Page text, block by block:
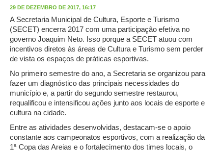
29 DE DEZEMBRO DE 2017, 16:17
A Secretaria Municipal de Cultura, Esporte e Turismo
(SECET) encerra 2017 com uma participação efetiva no
governo Joaquim Neto. Isso porque a SECET atuou com
incentivos diretos às áreas de Cultura e Turismo sem perder
de vista os espaços de práticas esportivas.
No primeiro semestre do ano, a Secretaria se organizou para
fazer um diagnóstico das principais necessidades do
município e, a partir do segundo semestre restaurou,
requalificou e intensificou ações junto aos locais de esporte e
cultura na cidade.
Entre as atividades desenvolvidas, destacam-se o apoio
constante aos campeonatos esportivos, com a realização da
1ª Copa das Areias e o fortalecimento dos times locais, o